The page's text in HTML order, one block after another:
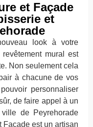
et Façade
et
look à votre
mural est
Non seulement cela
à chacune de vos
personnaliser
de faire appel à un
de Peyrehorade
Façade est un artisan